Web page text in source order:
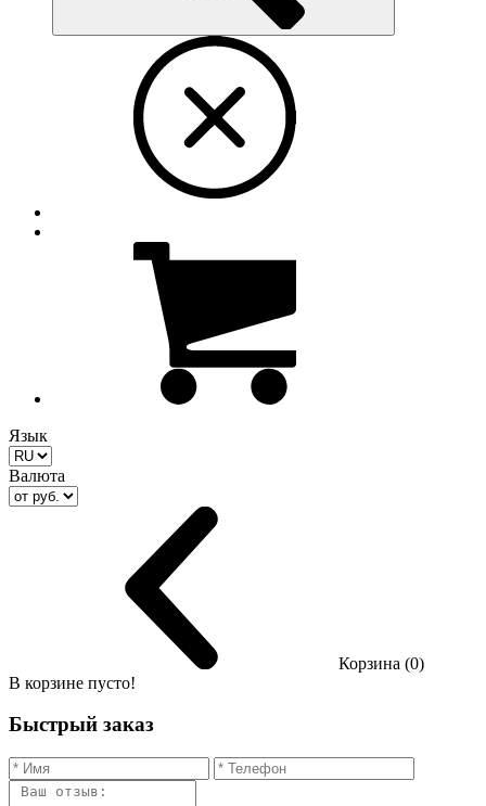
Язык
Валюта
Корзина (0)
В корзине пусто!
Быстрый заказ